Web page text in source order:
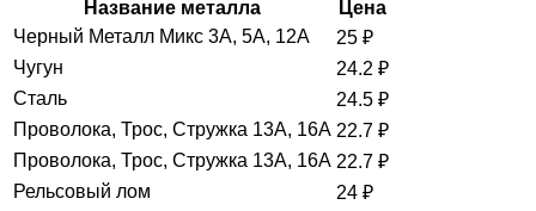
Название металла
Цена
Черный Металл Микс 3А, 5А, 12А
25 ₽
Чугун
24.2 ₽
Сталь
24.5 ₽
Проволока, Трос, Стружка 13А, 16А 22.7 ₽
Проволока, Трос, Стружка 13А, 16А 22.7 ₽
Рельсовый лом
24 ₽